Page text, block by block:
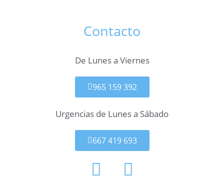
Contacto
De Lunes a Viernes
965 159 392
Urgencias de Lunes a Sábado
667 419 693